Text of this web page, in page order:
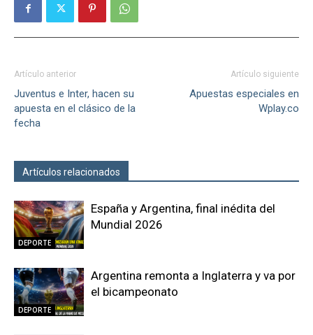
Artículo anterior
Juventus e Inter, hacen su
apuesta en el clásico de la
fecha
Artículo siguiente
Apuestas especiales en
Wplay.co
Artículos relacionados
DEPORTE
España y Argentina, final inédita del
Mundial 2026
DEPORTE
Argentina remonta a Inglaterra y va por
el bicampeonato